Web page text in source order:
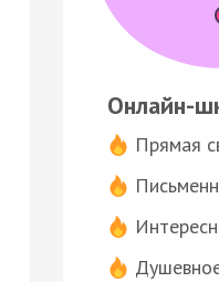
Онлайн-
Прямая